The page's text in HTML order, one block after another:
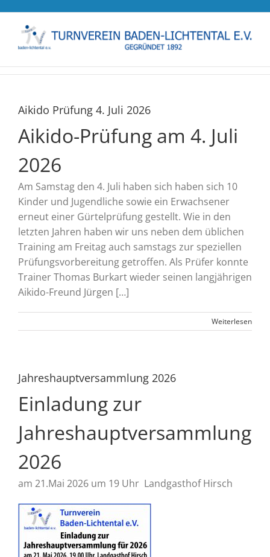
springen
Aikido Prüfung 4. Juli 2026
Aikido-Prüfung am 4. Juli
2026
Am Samstag den 4. Juli haben sich haben sich 10
Kinder und Jugendliche sowie ein Erwachsener
erneut einer Gürtelprüfung gestellt. Wie in den
letzten Jahren haben wir uns neben dem üblichen
Training am Freitag auch samstags zur speziellen
Prüfungsvorbereitung getroffen. Als Prüfer konnte
Trainer Thomas Burkart wieder seinen langjährigen
Aikido-Freund Jürgen […]
Weiterlesen
Jahreshauptversammlung 2026
Einladung zur
Jahreshauptversammlung
2026
am 21.Mai 2026 um 19 Uhr Landgasthof Hirsch